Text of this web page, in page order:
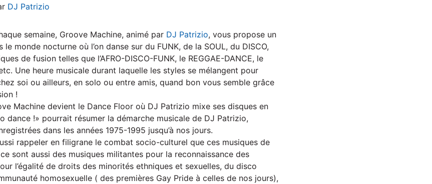
DJ Patrizio
semaine, Groove Machine, animé par DJ Patrizio, vous propose un
monde nocturne où l’on danse sur du FUNK, de la SOUL, du DISCO,
de fusion telles que l’AFRO-DISCO-FUNK, le REGGAE-DANCE, le
Une heure musicale durant laquelle les styles se mélangent pour
soi ou ailleurs, en solo ou entre amis, quand bon vous semble grâce
!
Machine devient le Dance Floor où DJ Patrizio mixe ses disques en
dance !» pourrait résumer la démarche musicale de DJ Patrizio,
dans les années 1975-1995 jusqu’à nos jours.
rappeler en filigrane le combat socio-culturel que ces musiques de
sont aussi des musiques militantes pour la reconnaissance des
l’égalité de droits des minorités ethniques et sexuelles, du disco
homosexuelle ( des premières Gay Pride à celles de nos jours),